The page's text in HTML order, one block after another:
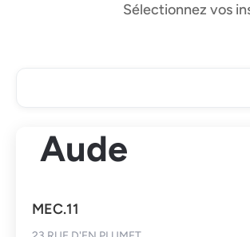
Sélectionnez vos
Aude
MEC.11